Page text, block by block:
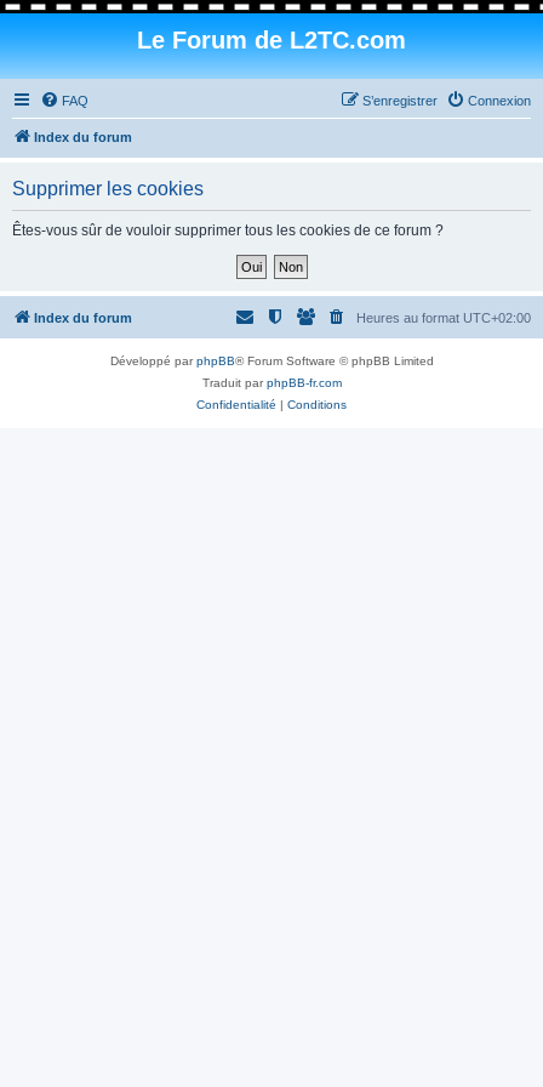
Le Forum de L2TC.com
FAQ Connexion
S’enregistrer
Index du forum
Supprimer les cookies
Êtes-vous sûr de vouloir supprimer tous les cookies de ce forum ?
Index du forum Heures au format UTC+02:00
Développé parphpBB® Forum Software © phpBB Limited
Traduit parphpBB-fr.com
Confidentialité | Conditions